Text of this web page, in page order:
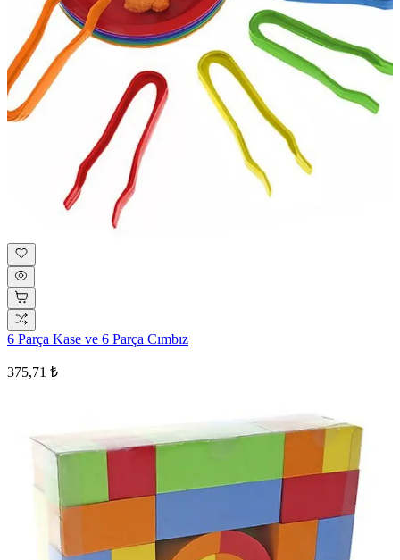
6 Parça Kase ve 6 Parça Cımbız
375,71 ₺